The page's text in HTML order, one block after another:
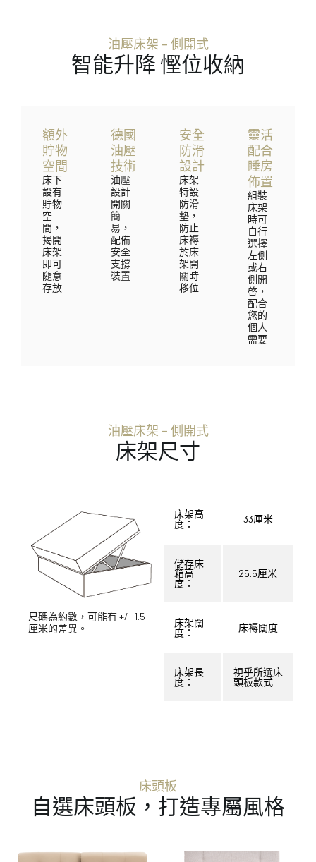
油壓床架 – 側開式
智能升降 慳位收納
額外
貯物
空間
床下
設有
貯物
空
間，
揭開
床架
即可
隨意
存放
德國
油壓
技術
油壓
設計
開關
簡
易，
配備
安全
支撐
裝置
安全
防滑
設計
床架
特設
防滑
墊，
防止
床褥
於床
架開
關時
移位
靈活
配合
睡房
佈置
組裝
床架
時可
自行
選擇
左側
或右
側開
啓，
配合
您的
個人
需要
油壓床架 – 側開式
床架尺寸
尺碼為約數，可能有 +/- 1.5
厘米的差異。
床架高
度：
33厘米
儲存床
箱高
度：
25.5厘米
床架闊
度：
床褥闊度
床架長
度：
視乎所選床
頭板款式
床頭板
自選床頭板，打造專屬風格